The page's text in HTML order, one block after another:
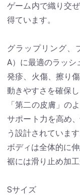
ゲーム内で織り交
得ています。
グラップリング、
A）に最適のラッシ
発疹、火傷、擦り
動きやすさを確保し
「第二の皮膚」の
サポート力を高め
う設計されています
ボディは全体的に
裾には滑り止め加
Sサイズ